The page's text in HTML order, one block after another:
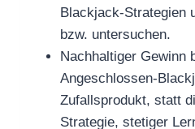
Blackjack-Strategien
bzw. untersuchen.
Nachhaltiger Gewinn
Angeschlossen-
Zufallsprodukt, statt
Strategie, stetiger